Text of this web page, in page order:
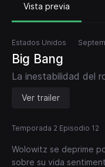
Vista previa
Estados Unidos
Big Bang
La inestabilidad del
Ver trailer
Temporada 2 Episodio 12
Wolowitz se deprime
sobre su vida